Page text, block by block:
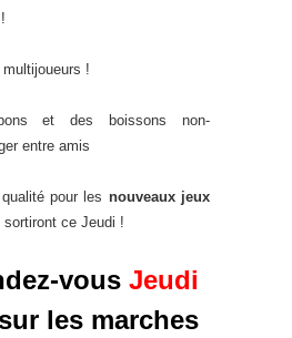
!
et des boissons non-
entre amis
pour les nouveaux jeux
sortiront ce Jeudi !
vous Jeudi
les marches